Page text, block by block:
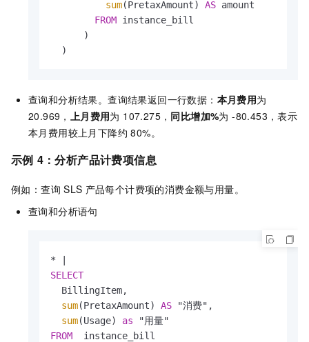
sum(PretaxAmount) AS amount
FROM instance_bill
      )
  )
查询和分析结果。查询结果返回一行数据： 本月费用为
20.969， 上月费用为 107.275， 同比增加%为 -80.453，表示
本月费用较上月下降约 80%。
示例 4：分析产品计费项信息
例如：查询 SLS 产品每个计费项的消费金额与用量。
查询和分析语句
*
SELECT
  BillingItem,
sum(PretaxAmount) AS "消费",
sum(Usage) as
FROM